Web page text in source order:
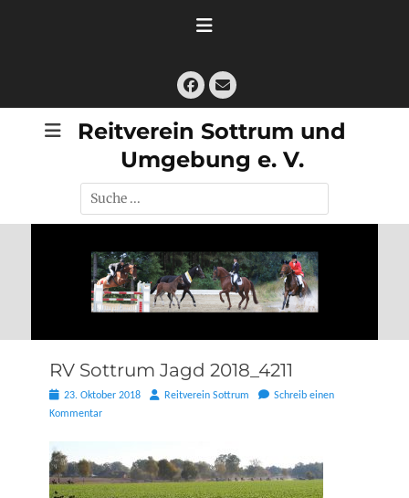
Facebook
E-
Mail
Reitverein Sottrum und
Umgebung e. V.
Suche
nach:
RV Sottrum Jagd 2018_4211
Posted
on
23. Oktober 2018 AutorReitverein Sottrum
Schreib einen
Kommentar